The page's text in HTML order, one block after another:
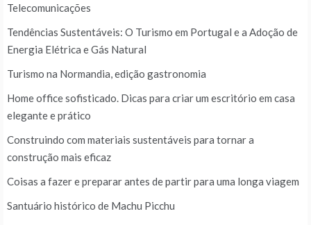
Telecomunicações
Tendências Sustentáveis: O Turismo em Portugal e a Adoção de
Energia Elétrica e Gás Natural
Turismo na Normandia, edição gastronomia
Home office sofisticado. Dicas para criar um escritório em casa
elegante e prático
Construindo com materiais sustentáveis para tornar a
construção mais eficaz
Coisas a fazer e preparar antes de partir para uma longa viagem
Santuário histórico de Machu Picchu